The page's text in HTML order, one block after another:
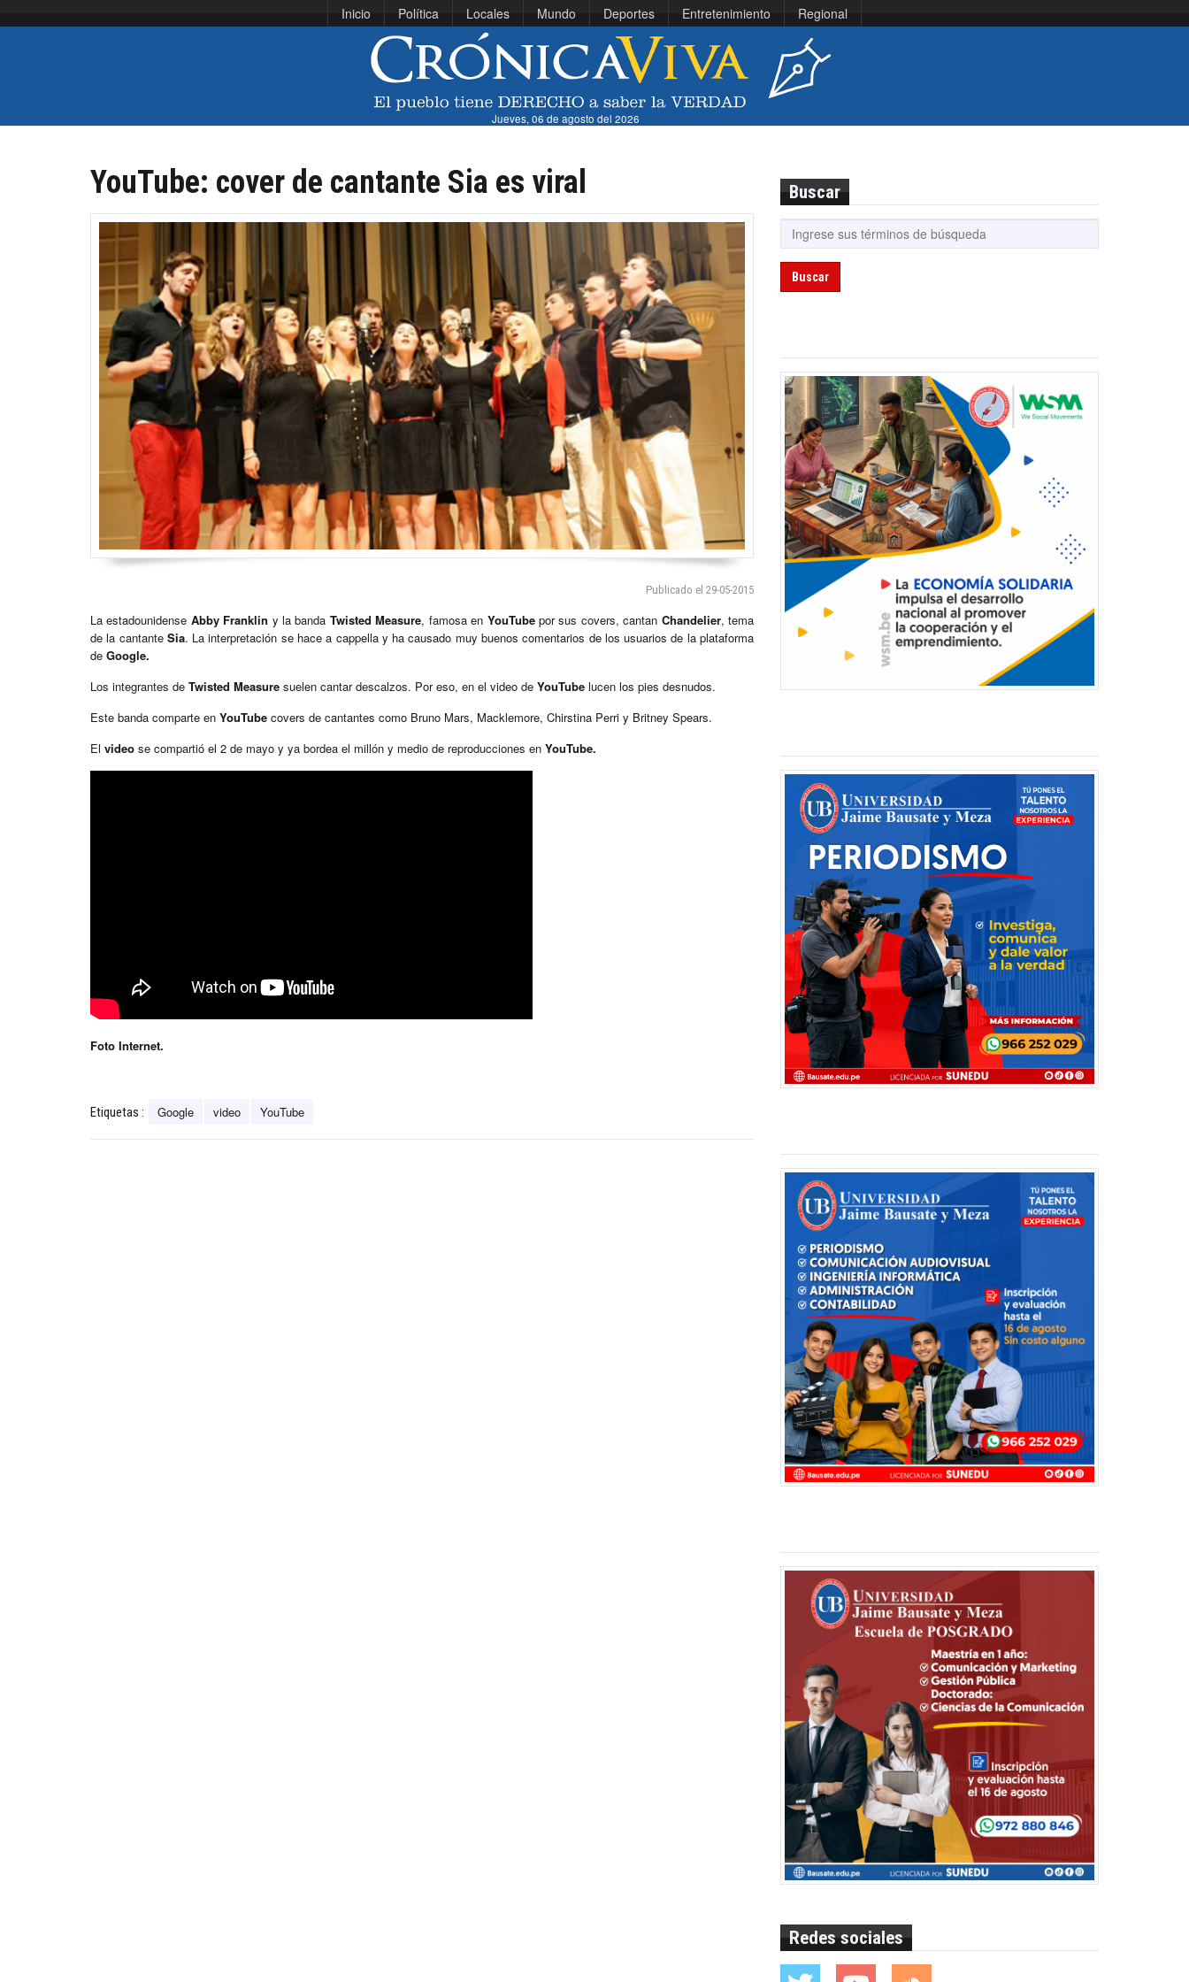
Inicio Política Locales Mundo Deportes Entretenimiento Regional
Jueves, 06 de agosto del 2026
YouTube: cover de cantante Sia es viral
Publicado el 29-05-2015
La estadounidense Abby Franklin y la banda Twisted Measure, famosa en YouTubepor sus covers, cantan Chandelier, tema
de la cantante Sia. La interpretación se hace a cappella y ha causado muy buenos comentarios de los usuarios de la plataforma
de Google.
Los integrantes de Twisted Measure suelen cantar descalzos. Por eso, en el video de YouTube lucen los pies desnudos.
Este banda comparte en YouTube covers de cantantes como Bruno Mars, Macklemore, Chirstina Perri y Britney Spears.
El video se compartió el 2 de mayo y ya bordea el millón y medio de reproducciones en YouTube.
Foto Internet.
Etiquetas : Google video YouTube
Buscar
Buscar
Redes sociales